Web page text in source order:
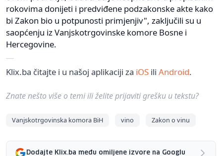
rokovima donijeti i predviđene podzakonske akte kako
bi Zakon bio u potpunosti primjenjiv", zaključili su u
saopćenju iz Vanjskotrgovinske komore Bosne i
Hercegovine.
Klix.ba čitajte i u našoj aplikaciji za iOS ili Android.
Znate nešto više o temi ili želite prijaviti grešku u tekstu?
Vanjskotrgovinska komora BiH vino Zakon o vinu
Dodajte Klix.ba među omiljene izvore na Googlu